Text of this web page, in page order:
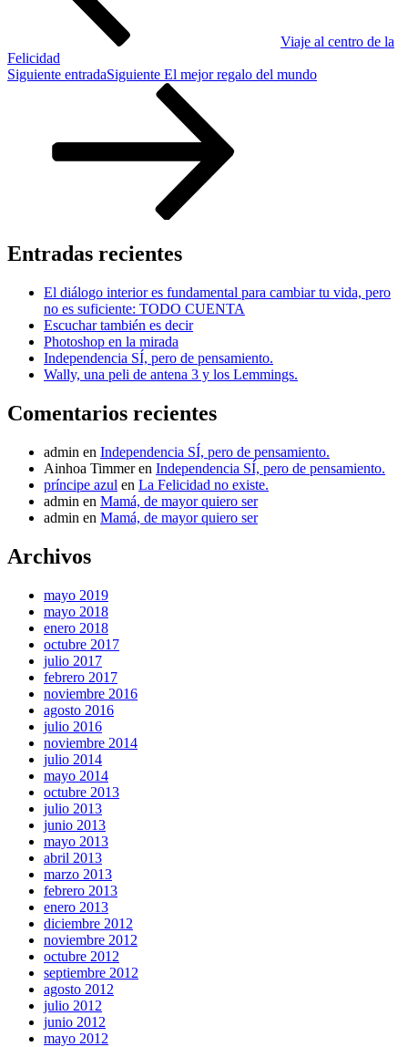
Viaje al centro de la
Felicidad
Siguiente entradaSiguiente El mejor regalo del mundo
Entradas recientes
El diálogo interior es fundamental para cambiar tu vida, pero
no es suficiente: TODO CUENTA
Escuchar también es decir
Photoshop en la mirada
Independencia SÍ, pero de pensamiento.
Wally, una peli de antena 3 y los Lemmings.
Comentarios recientes
admin en Independencia SÍ, pero de pensamiento.
Ainhoa Timmeren Independencia SÍ, pero de pensamiento.
príncipe azul en La Felicidad no existe.
admin en Mamá, de mayor quiero ser
admin en Mamá, de mayor quiero ser
Archivos
mayo 2019
mayo 2018
enero 2018
octubre 2017
julio 2017
febrero 2017
noviembre 2016
agosto 2016
julio 2016
noviembre 2014
julio 2014
mayo 2014
octubre 2013
julio 2013
junio 2013
mayo 2013
abril 2013
marzo 2013
febrero 2013
enero 2013
diciembre 2012
noviembre 2012
octubre 2012
septiembre 2012
agosto 2012
julio 2012
junio 2012
mayo 2012